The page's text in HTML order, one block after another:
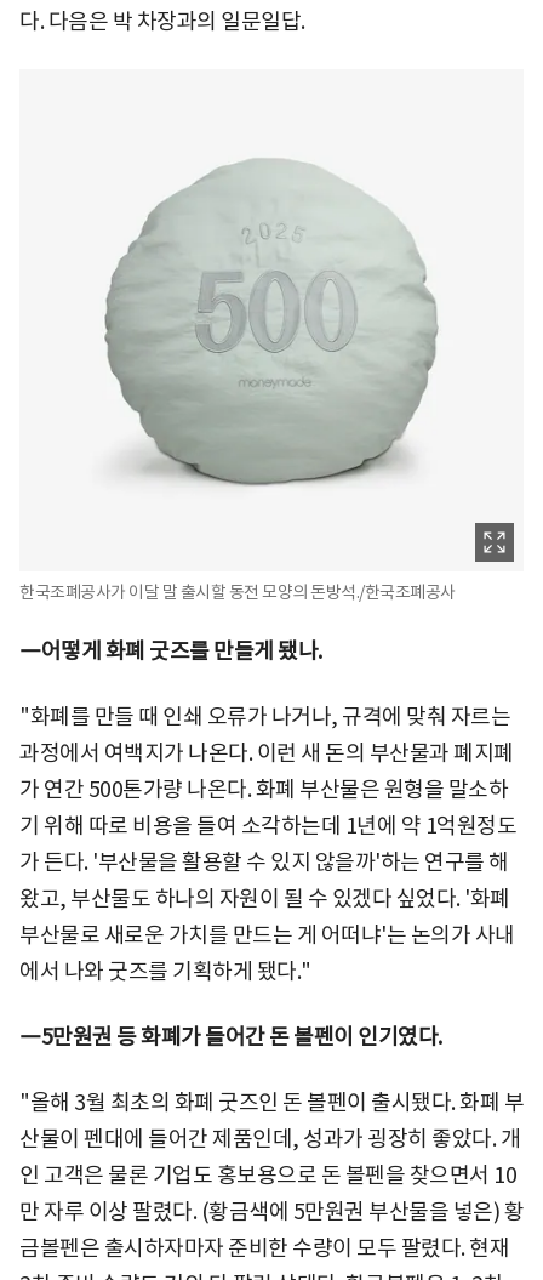
다. 다음은 박 차장과의 일문일답.
한국조폐공사가 이달 말 출시할 동전 모양의 돈방석./한국조폐공사
―어떻게 화폐 굿즈를 만들게 됐나.
"화폐를 만들 때 인쇄 오류가 나거나, 규격에 맞춰 자르는
과정에서 여백지가 나온다. 이런 새 돈의 부산물과 폐지폐
가 연간 500톤가량 나온다. 화폐 부산물은 원형을 말소하
기 위해 따로 비용을 들여 소각하는데 1년에 약 1억원정도
가 든다. '부산물을 활용할 수 있지 않을까'하는 연구를 해
왔고, 부산물도 하나의 자원이 될 수 있겠다 싶었다. '화폐
부산물로 새로운 가치를 만드는 게 어떠냐'는 논의가 사내
에서 나와 굿즈를 기획하게 됐다."
―5만원권 등 화폐가 들어간 돈 볼펜이 인기였다.
"올해 3월 최초의 화폐 굿즈인 돈 볼펜이 출시됐다. 화폐 부
산물이 펜대에 들어간 제품인데, 성과가 굉장히 좋았다. 개
인 고객은 물론 기업도 홍보용으로 돈 볼펜을 찾으면서 10
만 자루 이상 팔렸다. (황금색에 5만원권 부산물을 넣은) 황
금볼펜은 출시하자마자 준비한 수량이 모두 팔렸다. 현재